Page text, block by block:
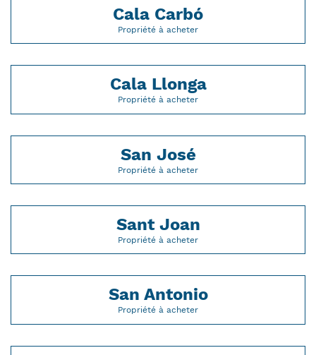
Cala Carbó
Propriété à acheter
Cala Llonga
Propriété à acheter
San José
Propriété à acheter
Sant Joan
Propriété à acheter
San Antonio
Propriété à acheter